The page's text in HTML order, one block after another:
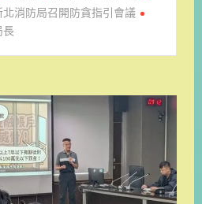
北消防局召開防貪指引會議
長